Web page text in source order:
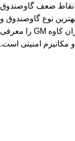
نقاط ضعف گاوصندوق
نوع گاوصندوق و
رفع نقاط ضعف آن کرده و برند گاوصندوق ایران کاوه GM را معرفی
مکانیزم امنیتی است.